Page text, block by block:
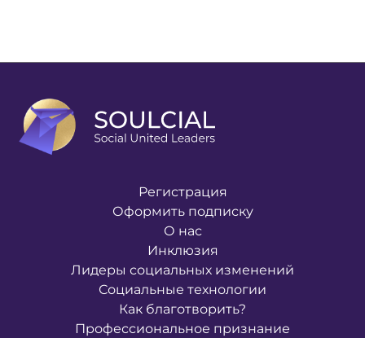
Регистрация
Оформить подписку
О нас
Инклюзия
Лидеры социальных изменений
Социальные технологии
Как благотворить?
Профессиональное признание